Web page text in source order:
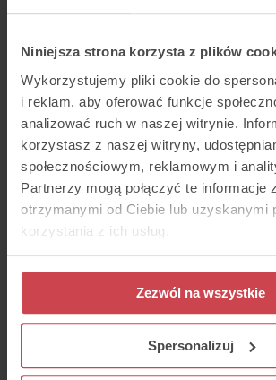
Niniejsza strona korzysta z plików
Wykorzystujemy pliki cookie do
i reklam, aby oferować funkcje
analizować ruch w naszej witrynie.
korzystasz z naszej witryny,
społecznościowym, reklamowym i
Partnerzy mogą połączyć te informacje
otrzymanymi od Ciebie lub uzyskanymi
korzystania z ich usług.
Zezwól na wszystkie
Spersonalizuj
6
2022-01-
Jedes
ein reelles
Wert, der
gemessen
können wir
dass die
verbessern,